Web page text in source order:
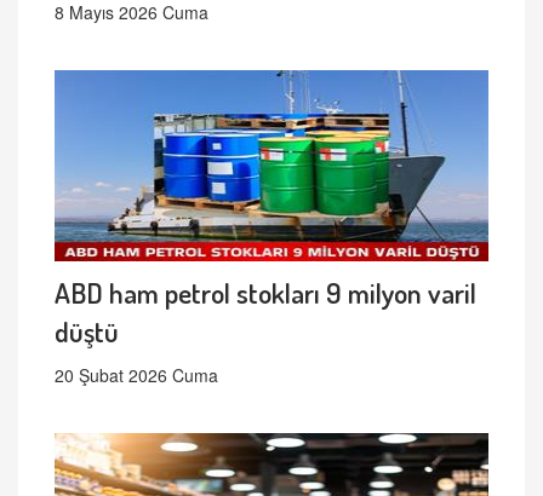
8 Mayıs 2026 Cuma
ABD ham petrol stokları 9 milyon varil
düştü
20 Şubat 2026 Cuma